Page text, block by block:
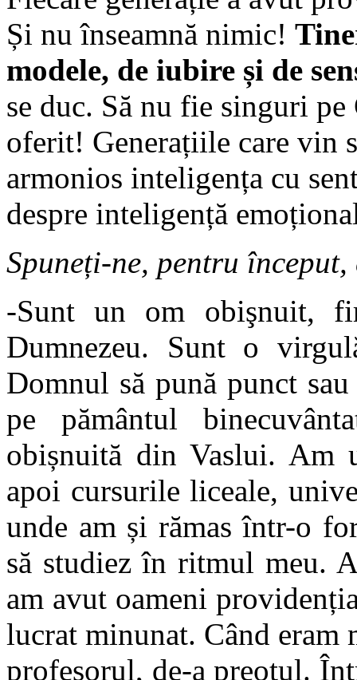
Și nu înseamnă nimic!
modele, de iubire și de
se duc. Să nu fie singuri
oferit! Generațiile care vin
armonios inteligența cu
despre inteligență
Spuneți-ne, pentru început,
-Sunt un om obişnuit,
Dumnezeu. Sunt o
Domnul să pună punct
pe pământul
obișnuită din Vaslui. Am
apoi cursurile liceale,
unde am și rămas într-o
să studiez în ritmul meu.
am avut oameni
lucrat minunat. Când eram
profesorul, de-a preotul.